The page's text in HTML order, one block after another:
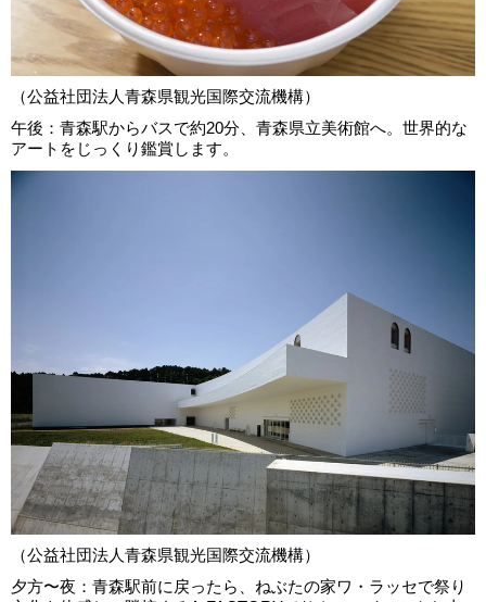
（公益社団法人青森県観光国際交流機構）
午後：青森駅からバスで約20分、青森県立美術館へ。世界的な
アートをじっくり鑑賞します。
（公益社団法人青森県観光国際交流機構）
夕方〜夜：青森駅前に戻ったら、ねぶたの家ワ・ラッセで祭り